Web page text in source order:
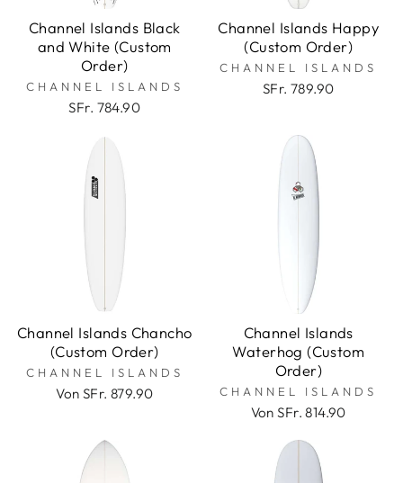
Channel Islands Black
and White (Custom
Order)
CHANNEL ISLANDS
SFr. 784.90
Channel Islands Happy
(Custom Order)
CHANNEL ISLANDS
SFr. 789.90
Channel Islands Chancho
(Custom Order)
CHANNEL ISLANDS
Von SFr. 879.90
Channel Islands
Waterhog (Custom
Order)
CHANNEL ISLANDS
Von SFr. 814.90